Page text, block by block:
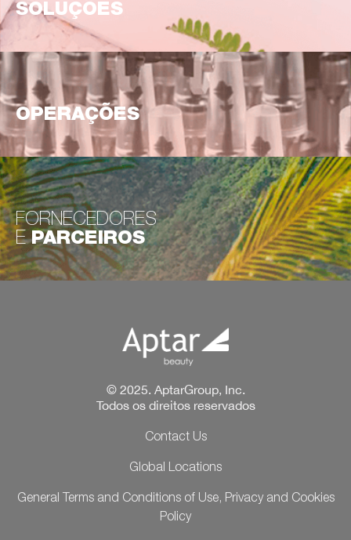
SOLUÇÕES
OPERAÇÕES
FORNECEDORES
EPARCEIROS
© 2025. AptarGroup, Inc.
Todos os direitos reservados
Contact Us
Global Locations
General Terms and Conditions of Use, Privacy and Cookies
Policy